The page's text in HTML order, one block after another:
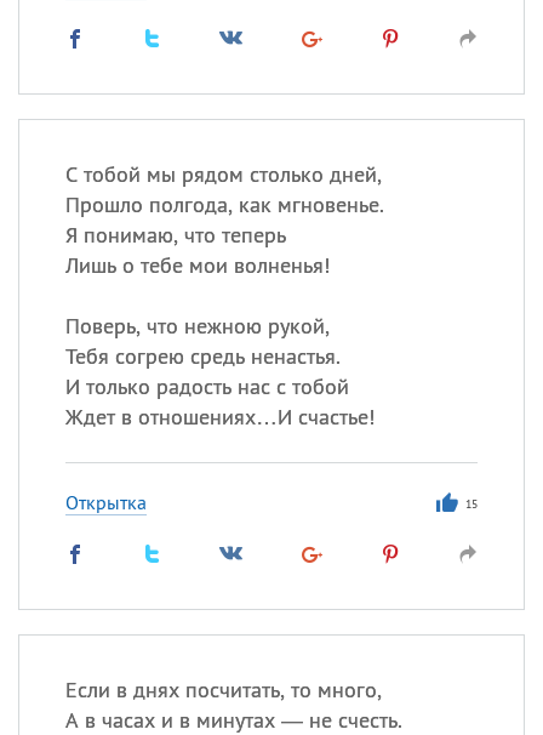
С тобой мы рядом столько дней,
Прошло полгода, как мгновенье.
Я понимаю, что теперь
Лишь о тебе мои волненья!
Поверь, что нежною рукой,
Тебя согрею средь ненастья.
И только радость нас с тобой
Ждет в отношениях…И счастье!
Открытка 15
Если в днях посчитать, то много,
А в часах и в минутах — не счесть.